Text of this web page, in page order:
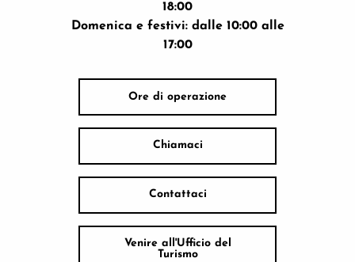
18:00
Domenica e festivi: dalle 10:00 alle
17:00
Ore di operazione
Chiamaci
Contattaci
Venire all'Ufficio del
Turismo